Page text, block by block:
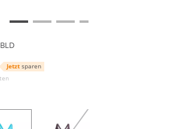
Jetzt sparen